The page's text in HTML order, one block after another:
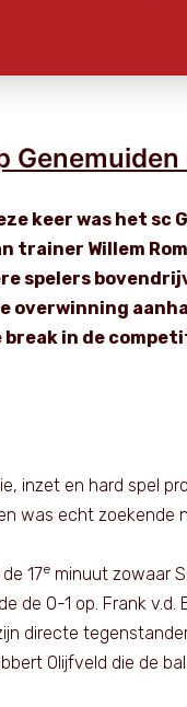
keer was het sc
trainer Willem
spelers
in de
inzet en hard spel
was echt zoekende
17e minuut zowaar
de 0-1 op. Frank v.d.
directe
Olijfveld die de